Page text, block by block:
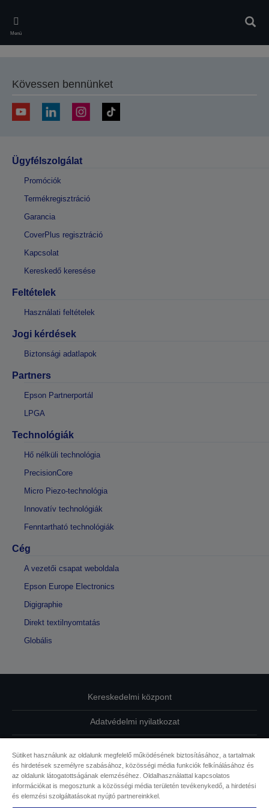
main
content
Menü
Kövessen bennünket
Ügyfélszolgálat
Promóciók
Termékregisztráció
Garancia
CoverPlus regisztráció
Kapcsolat
Kereskedő keresése
Feltételek
Használati feltételek
Jogi kérdések
Biztonsági adatlapok
Partners
Epson Partnerportál
LPGA
Technológiák
Hő nélküli technológia
PrecisionCore
Micro Piezo-technológia
Innovatív technológiák
Fenntartható technológiák
Cég
A vezetői csapat weboldala
Epson Europe Electronics
Digigraphie
Direkt textilnyomtatás
Globális
Kereskedelmi központ
Adatvédelmi nyilatkozat
Kapcsolatfelvétel
Sütikkel kapcsolatos információk
Sütiket használunk az oldalunk megfelelő működésének biztosításához, a tartalmak
és hirdetések személyre szabásához, közösségi média funkciók felkínálásához és
az oldalunk látogatottságának elemzéséhez. Oldalhasználattal kapcsolatos
információkat is megosztunk a közösségi média területén tevékenykedő, a hirdetési
és elemzési szolgáltatásokat nyújtó partnereinkkel.